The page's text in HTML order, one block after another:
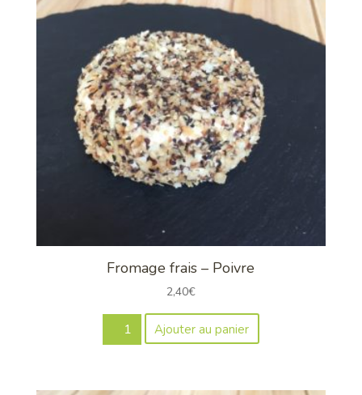
Fromage frais – Poivre
2,40€
quantité
de
Ajouter au panier